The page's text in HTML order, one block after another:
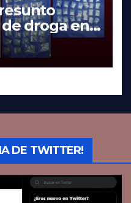
droga en
detenidos
DE TWITTER!